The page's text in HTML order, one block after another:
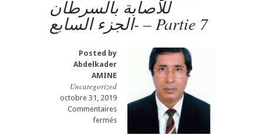
السادس
Partie
6
للاصابة بالسرطان
-الجزء السابع – Partie 7
Posted by
Abdelkader
AMINE
Uncategorized
octobre 31, 2019
Commentaires
ferméssur